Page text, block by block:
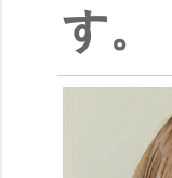
す。